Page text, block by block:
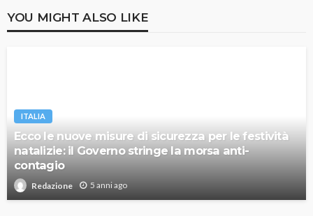
YOU MIGHT ALSO LIKE
ITALIA
Ecco le nuove misure di sicurezza per le festività
natalizie: il Governo stringe la morsa anti-
contagio
Redazione 5 anni ago